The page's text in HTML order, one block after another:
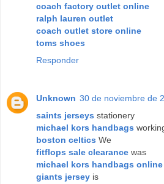
coach factory outlet online
ralph lauren outlet
coach outlet store online
toms shoes
Responder
Unknown 30 de noviembre de
saints jerseys stationery
michael kors handbags
boston celtics We
fitflops sale clearance was
michael kors handbags online
giants jersey is